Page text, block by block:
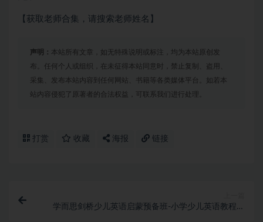
【获取老师合集，请搜索老师姓名】
声明： 本站所有文章，如无特殊说明或标注，均为本站原创发
布。任何个人或组织，在未征得本站同意时，禁止复制、盗用、
采集、发布本站内容到任何网站、书籍等各类媒体平台。如若本
站内容侵犯了原著者的合法权益，可联系我们进行处理。
打赏 收藏 海报 链接
学而思剑桥少儿英语启蒙预备班-小学少儿英语教程全